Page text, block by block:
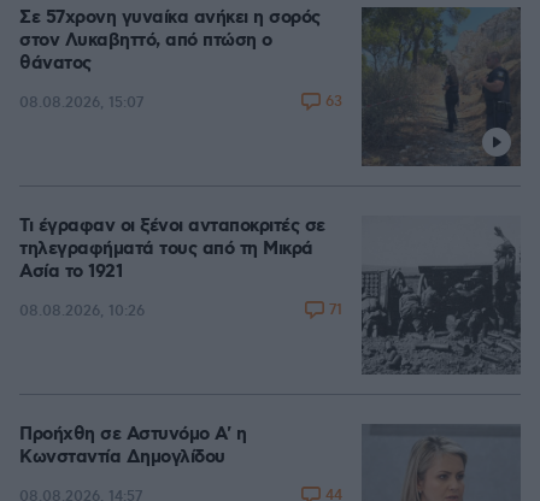
Σε 57χρονη γυναίκα ανήκει η σορός
στον Λυκαβηττό, από πτώση ο
θάνατος
08.08.2026, 15:07 63
Τι έγραφαν οι ξένοι ανταποκριτές σε
τηλεγραφήματά τους από τη Μικρά
Ασία το 1921
08.08.2026, 10:26 71
Προήχθη σε Αστυνόμο Α' η
Κωνσταντία Δημογλίδου
08.08.2026, 14:57 44